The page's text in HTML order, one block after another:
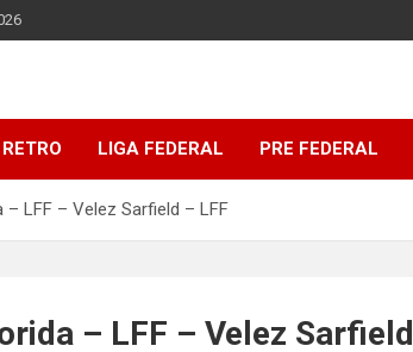
LIGA FEDERAL PRE FEDERAL
– LFF – Velez Sarfield – LFF
– LFF – Velez